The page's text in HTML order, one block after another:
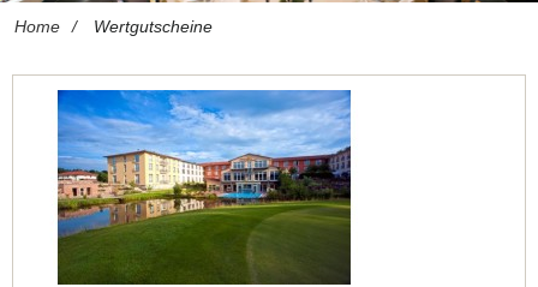
Hotel Homepage
Home Wertgutscheine